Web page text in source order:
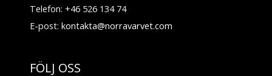
Telefon: +46 526 134 74
E-post:kontakta@norravarvet.com
FÖLJ OSS